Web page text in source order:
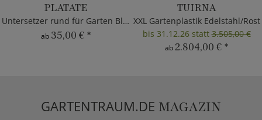
PLATATE
Untersetzer rund für Garten Blumentöpfe
ab 35,00 € *
TUIRNA
XXL Gartenplastik Edelstahl/Rost
bis 31.12.26 statt3.505,00 €
ab2.804,00 € *
GARTENTRAUM.DE MAGAZIN